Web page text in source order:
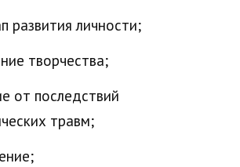
развития личности;
творчества;
от последствий
травм;